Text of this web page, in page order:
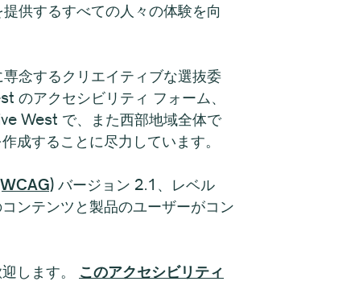
供するすべての人々の体験を向
念するクリエイティブな選抜委
のアクセシビリティ フォーム、
West で、また西部地域全体で
成することに尽力しています。
バージョン 2.1、レベル
ンテンツと製品のユーザーがコン
します。 このアクセシビリティ